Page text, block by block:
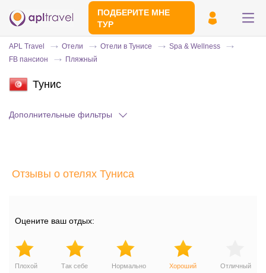
ПОДБЕРИТЕ МНЕ
ТУР
Эксперт свяжется с вами и сделает
APL Travel Отели Отели в Тунисе
Spa & Wellness
FB пансион
Пляжный
Тунис
Дополнительные фильтры
Отзывы о отелях Туниса
Оцените ваш отдых:
Плохой Так себе Нормально Хороший Отличный